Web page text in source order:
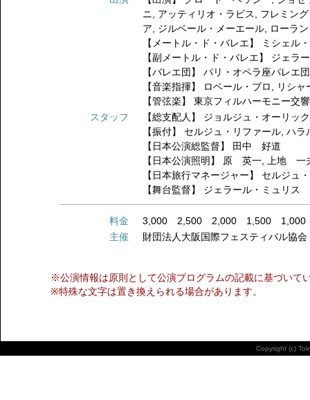
ニ
アッティリオ・ラビス
フレミン
ア
ジルベール・メーエール
ローラ
【メートル・ド・バレエ】
ミシェル
【副メートル・ド・バレエ】 ジェラ
【バレエ団】パリ・オペラ座バレエ団
【音楽指揮】
ロベール・ブロ
リシャ
【管弦楽】東京フィルハーモニー交
スタッフ
【総支配人】 ジョルジュ・オーリック
【振付】 セルジュ・リファール ,ハラ
【日本公演総監督】
田中 好道
【日本公演照明】
原 英一
上地 一
【日本旅行マネージャー】 セルジュ
【舞台監督】 ジェラール・ミュリス
料金
3,000 2,500 2,000 1,500
主催
財団法人大阪国際フェスティバル協会
※公演情報は原則として公演プログラムの記載に基づいて
※特殊な文字は置き換えられる場合があります。
Copyright (c)